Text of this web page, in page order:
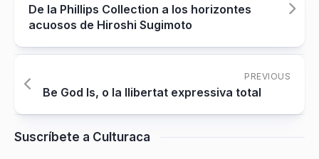
De la Phillips Collection a los horizontes
acuosos de Hiroshi Sugimoto
PREVIOUS
Be God Is, o la llibertat expressiva total
Suscríbete a Culturaca